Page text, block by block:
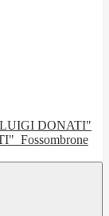
Fossombrone